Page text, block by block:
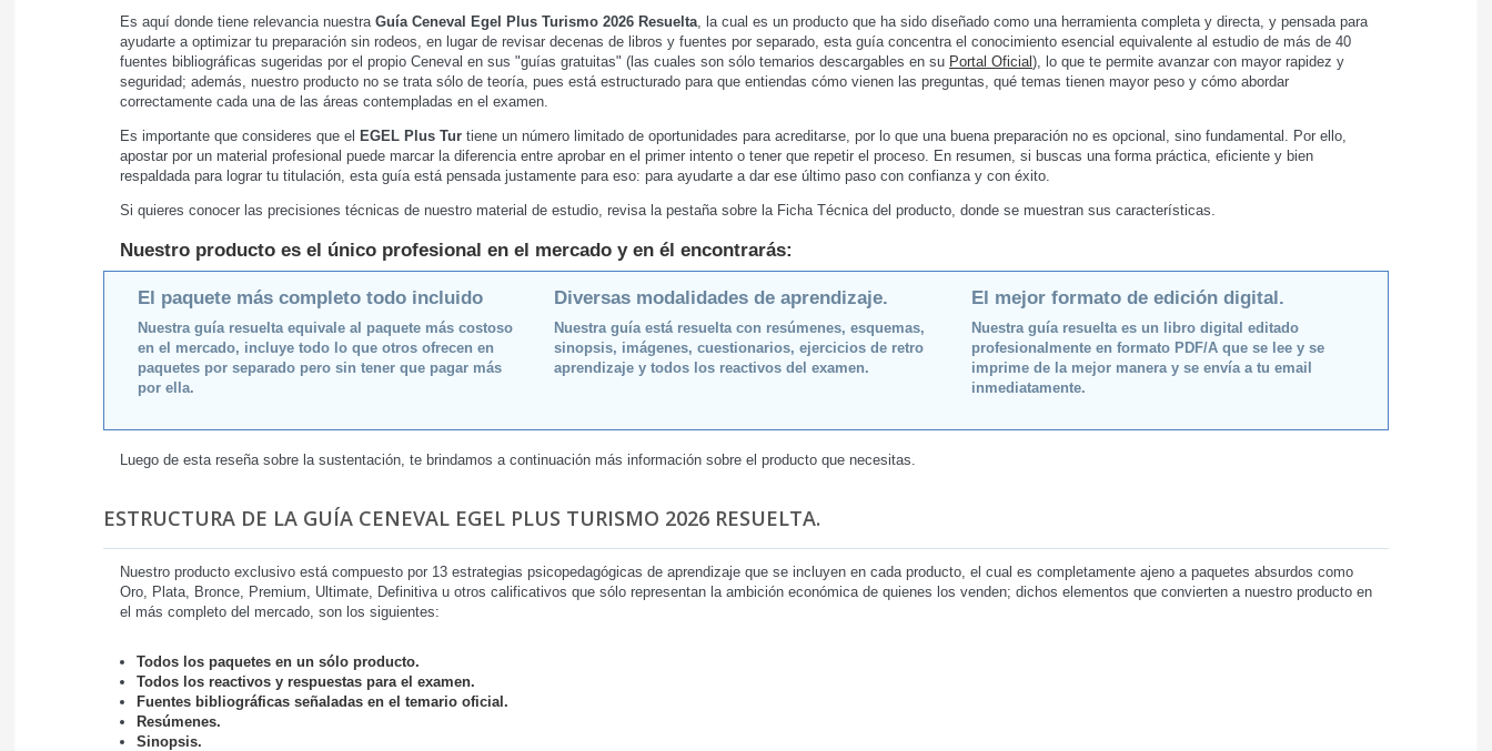
Es aquí donde tiene relevancia nuestra Guía Ceneval Egel Plus Turismo 2026 Resuelta, la cual es un producto que ha sido diseñado como una herramienta completa y directa, y pensada para
ayudarte a optimizar tu preparación sin rodeos, en lugar de revisar decenas de libros y fuentes por separado, esta guía concentra el conocimiento esencial equivalente al estudio de más de 40
fuentes bibliográficas sugeridas por el propio Ceneval en sus "guías gratuitas" (las cuales son sólo temarios descargables en su Portal Oficial), lo que te permite avanzar con mayor rapidez y
seguridad; además, nuestro producto no se trata sólo de teoría, pues está estructurado para que entiendas cómo vienen las preguntas, qué temas tienen mayor peso y cómo abordar
correctamente cada una de las áreas contempladas en el examen.
Es importante que consideres que el EGEL Plus Tur tiene un número limitado de oportunidades para acreditarse, por lo que una buena preparación no es opcional, sino fundamental. Por ello,
apostar por un material profesional puede marcar la diferencia entre aprobar en el primer intento o tener que repetir el proceso. En resumen, si buscas una forma práctica, eficiente y bien
respaldada para lograr tu titulación, esta guía está pensada justamente para eso: para ayudarte a dar ese último paso con confianza y con éxito.
Si quieres conocer las precisiones técnicas de nuestro material de estudio, revisa la pestaña sobre la Ficha Técnica del producto, donde se muestran sus características.
Nuestro producto es el único profesional en el mercado y en él encontrarás:
El paquete más completo todo incluido
Nuestra guía resuelta equivale al paquete más costoso
en el mercado, incluye todo lo que otros ofrecen en
paquetes por separado pero sin tener que pagar más
por ella.
Diversas modalidades de aprendizaje.
Nuestra guía está resuelta con resúmenes, esquemas,
sinopsis, imágenes, cuestionarios, ejercicios de retro
aprendizaje y todos los reactivos del examen.
El mejor formato de edición digital.
Nuestra guía resuelta es un libro digital editado
profesionalmente en formato PDF/A que se lee y se
imprime de la mejor manera y se envía a tu email
inmediatamente.
Luego de esta reseña sobre la sustentación, te brindamos a continuación más información sobre el producto que necesitas.
ESTRUCTURA DE LA GUÍA CENEVAL EGEL PLUS TURISMO 2026 RESUELTA.
Nuestro producto exclusivo está compuesto por 13 estrategias psicopedagógicas de aprendizaje que se incluyen en cada producto, el cual es completamente ajeno a paquetes absurdos como
Oro, Plata, Bronce, Premium, Ultimate, Definitiva u otros calificativos que sólo representan la ambición económica de quienes los venden; dichos elementos que convierten a nuestro producto en
el más completo del mercado, son los siguientes:
Todos los paquetes en un sólo producto.
Todos los reactivos y respuestas para el examen.
Fuentes bibliográficas señaladas en el temario oficial.
Resúmenes.
Sinopsis.